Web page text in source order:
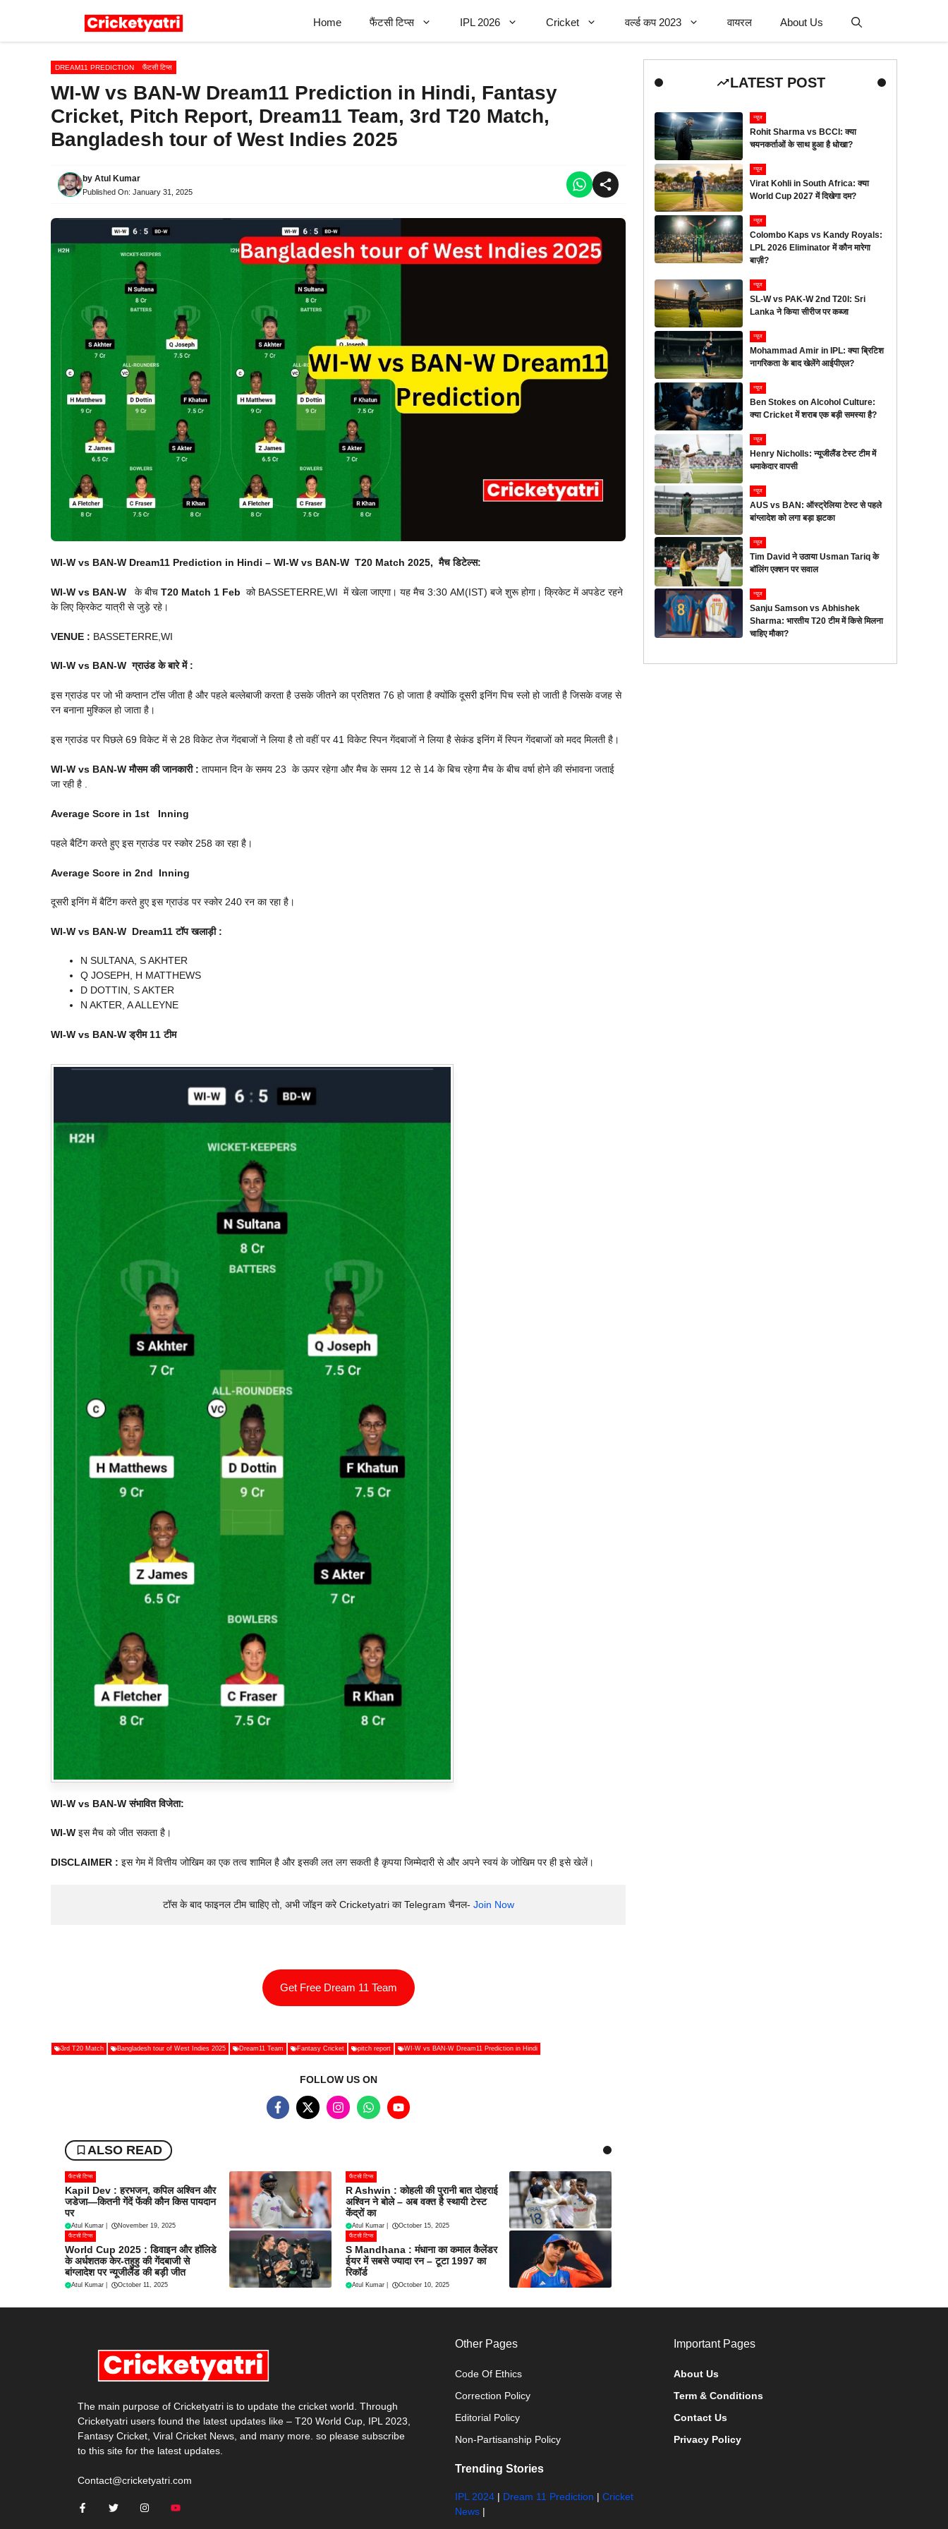
Home फैंटसी टिप्स IPL 2026 Cricket वर्ल्ड कप 2023 वायरल About Us
DREAM11 PREDICTION फैंटसी टिप्स
WI-W vs BAN-W Dream11 Prediction in Hindi, Fantasy
Cricket, Pitch Report, Dream11 Team, 3rd T20 Match,
Bangladesh tour of West Indies 2025
by Atul Kumar
Published On: January 31, 2025
WI-W vs BAN-W Dream11 Prediction in Hindi – WI-W vs BAN-W T20 Match 2025, मैच डिटेल्स:
WI-W vs BAN-W के बीच T20 Match 1 Feb को BASSETERRE,WI में खेला जाएगा। यह मैच 3:30 AM(IST) बजे शुरू होगा। क्रिकेट में अपडेट रहने
के लिए क्रिकेट यात्री से जुड़े रहे।
VENUE : BASSETERRE,WI
WI-W vs BAN-Wग्राउंड के बारे में :
इस ग्राउंड पर जो भी कप्तान टॉस जीता है और पहले बल्लेबाजी करता है उसके जीतने का प्रतिशत 76 हो जाता है क्योंकि दूसरी इनिंग पिच स्लो हो जाती है जिसके वजह से
रन बनाना मुश्किल हो जाता है।
इस ग्राउंड पर पिछले 69 विकेट में से 28 विकेट तेज गेंदबाजों ने लिया है तो वहीं पर 41 विकेट स्पिन गेंदबाजों ने लिया है सेकंड इनिंग में स्पिन गेंदबाजों को मदद मिलती है।
WI-W vs BAN-Wमौसम की जानकारी : तापमान दिन के समय 23 के ऊपर रहेगा और मैच के समय 12 से 14 के बिच रहेगा मैच के बीच वर्षा होने की संभावना जताई
जा रही है .
Average Score in 1st Inning
पहले बैटिंग करते हुए इस ग्राउंड पर स्कोर 258 का रहा है।
Average Score in 2nd Inning
दूसरी इनिंग में बैटिंग करते हुए इस ग्राउंड पर स्कोर 240 रन का रहा है।
WI-W vs BAN-W Dream11 टॉप खलाड़ी :
N SULTANA, S AKHTER
Q JOSEPH, H MATTHEWS
D DOTTIN, S AKTER
N AKTER, A ALLEYNE
WI-W vs BAN-W ड्रीम 11 टीम
WI-W vs BAN-W संभावित विजेता:
WI-W इस मैच को जीत सकता है।
DISCLAIMER : इस गेम में वित्तीय जोखिम का एक तत्व शामिल है और इसकी लत लग सकती है कृपया जिम्मेदारी से और अपने स्वयं के जोखिम पर ही इसे खेलें।
टॉस के बाद फाइनल टीम चाहिए तो, अभी जॉइन करे Cricketyatri का Telegram चैनल- Join Now
Get Free Dream 11 Team
3rd T20 Match Bangladesh tour of West Indies 2025 Dream11 Team Fantasy Cricket pitch report WI-W vs BAN-W Dream11 Prediction in Hindi
FOLLOW US ON
ALSO READ
फैंटसी टिप्स
Kapil Dev : हरभजन, कपिल अश्विन और
जडेजा—कितनी गेंदें फेंकी कौन किस पायदान
पर
Atul Kumar November 19, 2025
फैंटसी टिप्स
R Ashwin : कोहली की पुरानी बात दोहराई
अश्विन ने बोले – अब वक्त है स्थायी टेस्ट
केंद्रों का
Atul Kumar October 15, 2025
फैंटसी टिप्स
World Cup 2025 : डिवाइन और हॉलिडे
के अर्धशतक केर-तहुहु की गेंदबाजी से
बांग्लादेश पर न्यूजीलैंड की बड़ी जीत
Atul Kumar October 11, 2025
फैंटसी टिप्स
S Mandhana : मंधाना का कमाल कैलेंडर
ईयर में सबसे ज्यादा रन – टूटा 1997 का
रिकॉर्ड
Atul Kumar October 10, 2025
LATEST POST
न्यूज
Rohit Sharma vs BCCI: क्या
चयनकर्ताओं के साथ हुआ है धोखा?
न्यूज
Virat Kohli in South Africa: क्या
World Cup 2027 में दिखेगा दम?
न्यूज
Colombo Kaps vs Kandy Royals:
LPL 2026 Eliminator में कौन मारेगा
बाज़ी?
न्यूज
SL-W vs PAK-W 2nd T20I: Sri
Lanka ने किया सीरीज पर कब्जा
न्यूज
Mohammad Amir in IPL: क्या ब्रिटिश
नागरिकता के बाद खेलेंगे आईपीएल?
न्यूज
Ben Stokes on Alcohol Culture:
क्या Cricket में शराब एक बड़ी समस्या है?
न्यूज
Henry Nicholls: न्यूजीलैंड टेस्ट टीम में
धमाकेदार वापसी
न्यूज
AUS vs BAN: ऑस्ट्रेलिया टेस्ट से पहले
बांग्लादेश को लगा बड़ा झटका
न्यूज
Tim David ने उठाया Usman Tariq के
बॉलिंग एक्शन पर सवाल
न्यूज
Sanju Samson vs Abhishek
Sharma: भारतीय T20 टीम में किसे मिलना
चाहिए मौका?
The main purpose of Cricketyatri is to update the cricket world. Through
Cricketyatri users found the latest updates like – T20 World Cup, IPL 2023,
Fantasy Cricket, Viral Cricket News, and many more. so please subscribe
to this site for the latest updates.
Contact@cricketyatri.com
Other Pages
Code Of Ethics
Correction Policy
Editorial Policy
Non-Partisanship Policy
Trending Stories
IPL 2024 | Dream 11 Prediction |Cricket
News |
Important Pages
About Us
Term & Conditions
Contact Us
Privacy Policy